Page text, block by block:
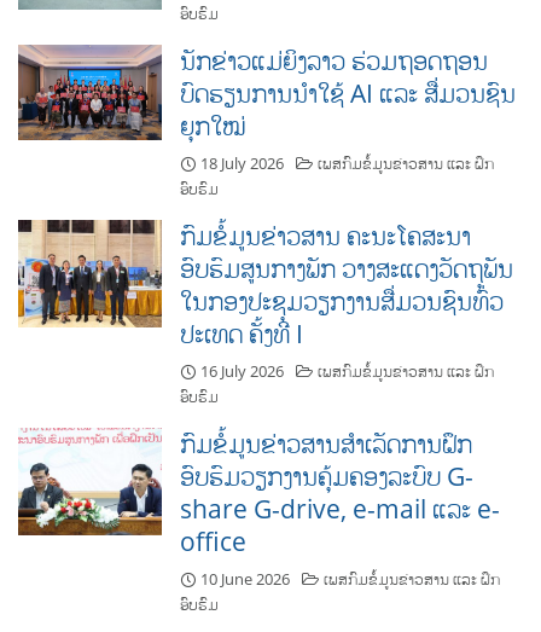
ອົບຮົມ
ນັກຂ່າວແມ່ຍິງລາວ ຮ່ວມຖອດຖອນ
ບົດຮຽນການນຳໃຊ້ AI ແລະ ສື່ມວນຊົນ
ຍຸກໃໝ່
18 July 2026
ເພສກົມຂໍ້ມູນຂ່າວສານ ແລະ ຝຶກ
ອົບຮົມ
ກົມຂໍ້ມູນຂ່າວສານ ຄະນະໂຄສະນາ
ອົບຮົມສູນກາງພັກ ວາງສະແດງວັດຖຸພັນ
ໃນກອງປະຊຸມວຽກງານສື່ມວນຊົນທົ່ວ
ປະເທດ ຄັ້ງທີ I
16 July 2026
ເພສກົມຂໍ້ມູນຂ່າວສານ ແລະ ຝຶກ
ອົບຮົມ
ກົມຂໍ້ມູນຂ່າວສານສຳເລັດການຝຶກ
ອົບຮົມວຽກງານຄຸ້ມຄອງລະບົບ G-
share G-drive, e-mail ແລະ e-
office
10 June 2026
ເພສກົມຂໍ້ມູນຂ່າວສານ ແລະ ຝຶກ
ອົບຮົມ